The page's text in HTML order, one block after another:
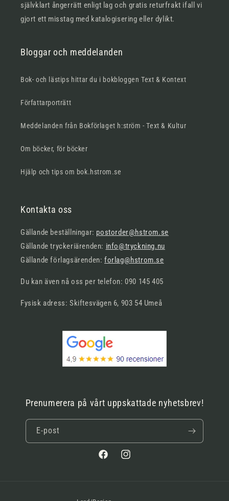
självklart ångerrätt enligt lag och gratis returfrakt ifall vi
gjort ett misstag med katalogisering eller dylikt.
Bloggar och meddelanden
Bok- och lästips hittar du i bokbloggen Text & Kontext
Författarporträtt
Meddelanden från Bokförlaget h:ström - Text & Kultur
Om böcker, för böcker
Hjälp och tips om bok.hstrom.se
Kontakta oss
Gällande beställningar: postorder@hstrom.se
Gällande tryckeriärenden: info@tryckning.nu
Gällande förlagsärenden:forlag@hstrom.se
Du kan även nå oss per telefon: 090 145 405
Fysisk adress: Skiftesvägen 6, 903 54 Umeå
Prenumerera på vårt uppskattade nyhetsbrev!
E-post
FacebookInstagram